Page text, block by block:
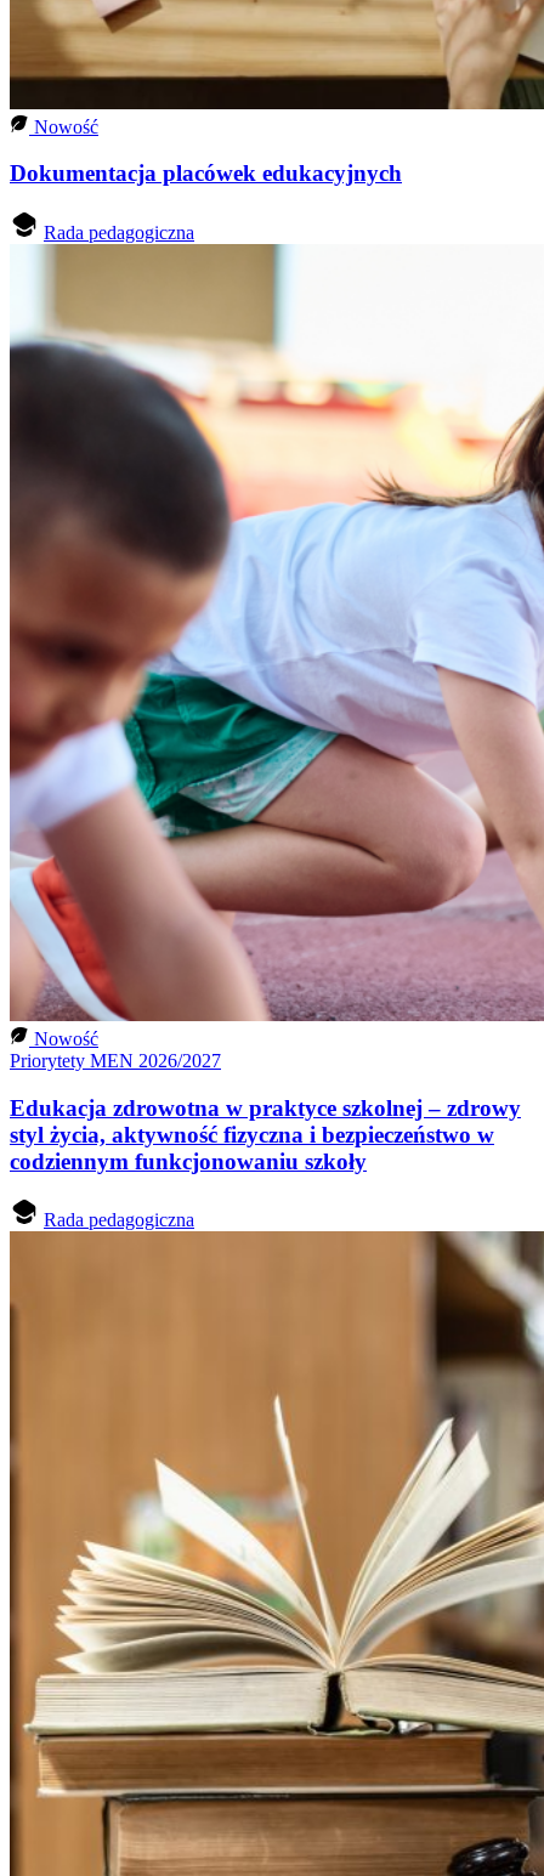
Nowość
Dokumentacja placówek edukacyjnych
Rada pedagogiczna
Nowość
Priorytety MEN 2026/2027
Edukacja zdrowotna w praktyce szkolnej – zdrowy
styl życia, aktywność fizyczna i bezpieczeństwo w
codziennym funkcjonowaniu szkoły
Rada pedagogiczna